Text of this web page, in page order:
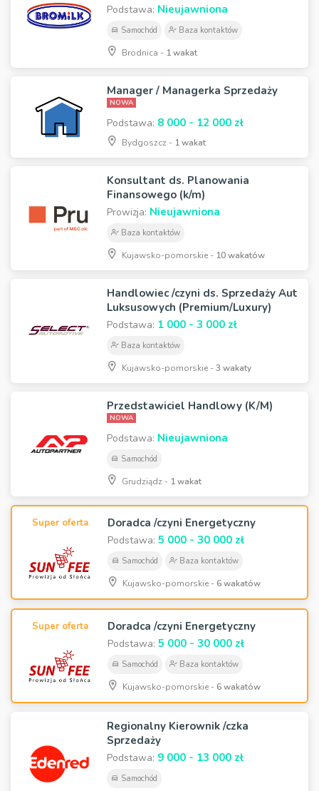
Podstawa: Nieujawniona
Samochód Baza kontaktów
Brodnica - 1 wakat
Manager / Managerka Sprzedaży
NOWA
Podstawa: 8 000 - 12 000 zł
Bydgoszcz - 1 wakat
Konsultant ds. Planowania
Finansowego (k/m)
Prowizja: Nieujawniona
Baza kontaktów
Kujawsko-pomorskie - 10 wakatów
Handlowiec /czyni ds. Sprzedaży Aut
Luksusowych (Premium/Luxury)
Podstawa: 1 000 - 3 000 zł
Baza kontaktów
Kujawsko-pomorskie -3 wakaty
Przedstawiciel Handlowy (K/M)
NOWA
Podstawa: Nieujawniona
Samochód
Grudziądz - 1 wakat
Super oferta Doradca /czyni Energetyczny
Podstawa: 5 000 - 30 000 zł
Samochód Baza kontaktów
Kujawsko-pomorskie - 6 wakatów
Super oferta Doradca /czyni Energetyczny
Podstawa: 5 000 - 30 000 zł
Samochód Baza kontaktów
Kujawsko-pomorskie - 6 wakatów
Regionalny Kierownik /czka
Sprzedaży
Podstawa: 9 000 - 13 000 zł
Samochód